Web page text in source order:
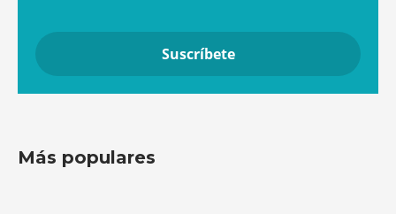
Más populares